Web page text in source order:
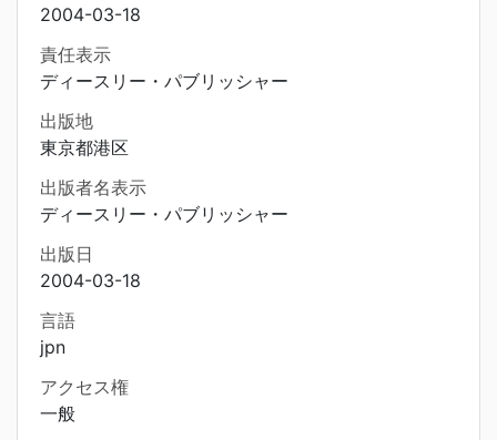
2004-03-18
責任表示
ディースリー・パブリッシャー
出版地
東京都港区
出版者名表示
ディースリー・パブリッシャー
出版日
2004-03-18
言語
jpn
アクセス権
一般